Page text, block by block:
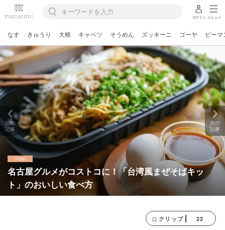
ログイン メニュー
なす きゅうり 大根 キャベツ そうめん ズッキーニ ゴーヤ ピーマ
名古屋グルメがコストコに！「台湾風まぜそばキッ
ト」のおいしい食べ方
前の
記事
次の
記事
クリップ 22